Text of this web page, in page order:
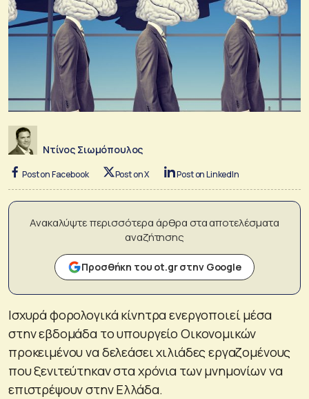
Ντίνος Σιωμόπουλος
Post on Facebook Post on X Post on LinkedIn
Ανακαλύψτε περισσότερα άρθρα στα αποτελέσματα
αναζήτησης
Προσθήκη του ot.gr στην Google
Ισχυρά φορολογικά κίνητρα ενεργοποιεί μέσα
στην εβδομάδα το υπουργείο Οικονομικών
προκειμένου να δελεάσει χιλιάδες εργαζομένους
που ξενιτεύτηκαν στα χρόνια των μνημονίων να
επιστρέψουν στην Ελλάδα.